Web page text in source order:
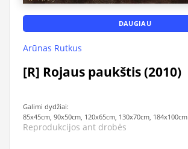
DAUGIAU
Arūnas Rutkus
[R] Rojaus paukštis (2010)
Galimi dydžiai:
85x45cm, 90x50cm, 120x65cm, 130x70cm, 184x100cm
Reprodukcijos ant drobės